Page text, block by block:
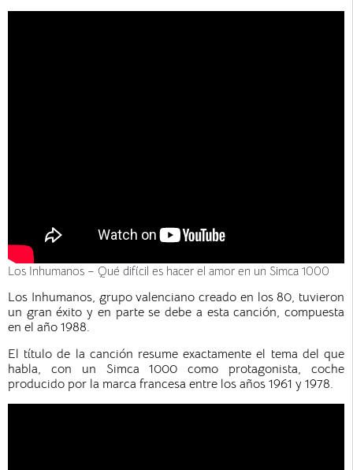
Los Inhumanos – Qué difícil es hacer el amor en un Simca 1000
Los Inhumanos, grupo valenciano creado en los 80, tuvieron
un gran éxito y en parte se debe a esta canción, compuesta
en el año 1988.
El título de la canción resume exactamente el tema del que
habla, con un Simca 1000 como protagonista, coche
producido por la marca francesa entre los años 1961 y 1978.